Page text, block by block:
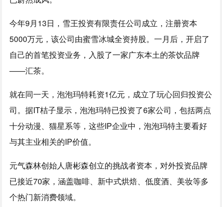
今年9月13日，雪王投资有限责任公司成立，注册资本
5000万元，该公司由蜜雪冰城全资持股。一月后，开启了
自己的首笔投资业务，入股了一家广东本土的茶饮品牌
——汇茶。
就在同一天，泡泡玛特耗资1亿元，成立了玩心回归投资公
司。据IT桔子显示，泡泡玛特已投资了6家公司，包括两点
十分动漫、猫星系等，这些IP企业中，泡泡玛特主要看好
与其主业相关的IP价值。
元气森林创始人唐彬森创立的挑战者资本，对外投资品牌
已接近70家，涵盖咖啡、新中式烘焙、低度酒、美妆等多
个热门新消费领域。